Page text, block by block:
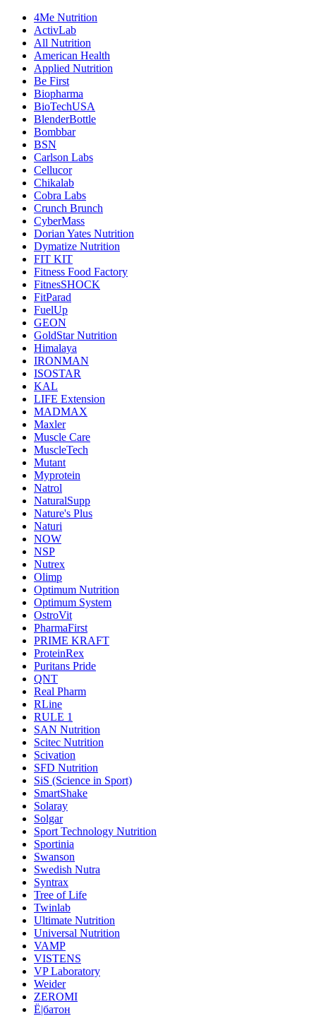
4Me Nutrition
ActivLab
All Nutrition
American Health
Applied Nutrition
Be First
Biopharma
BioTechUSA
BlenderBottle
Bombbar
BSN
Carlson Labs
Cellucor
Chikalab
Cobra Labs
Crunch Brunch
CyberMass
Dorian Yates Nutrition
Dymatize Nutrition
FIT KIT
Fitness Food Factory
FitnesSHOCK
FitParad
FuelUp
GEON
GoldStar Nutrition
Himalaya
IRONMAN
ISOSTAR
KAL
LIFE Extension
MADMAX
Maxler
Muscle Care
MuscleTech
Mutant
Myprotein
Natrol
NaturalSupp
Nature's Plus
Naturi
NOW
NSP
Nutrex
Olimp
Optimum Nutrition
Optimum System
OstroVit
PharmaFirst
PRIME KRAFT
ProteinRex
Puritans Pride
QNT
Real Pharm
RLine
RULE 1
SAN Nutrition
Scitec Nutrition
Scivation
SFD Nutrition
SiS (Science in Sport)
SmartShake
Solaray
Solgar
Sport Technology Nutrition
Sportinia
Swanson
Swedish Nutra
Syntrax
Tree of Life
Twinlab
Ultimate Nutrition
Universal Nutrition
VAMP
VISTENS
VP Laboratory
Weider
ZEROMI
Ё|батон